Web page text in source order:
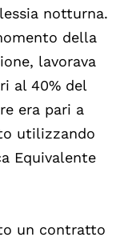
notturna.
della
lavorava
al 40% del
era pari a
utilizzando
Equivalente
un contratto